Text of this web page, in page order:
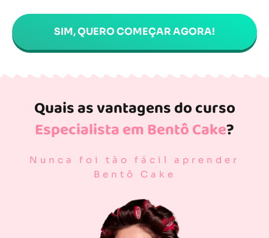
SIM, QUERO COMEÇAR AGORA!
Quais as vantagens do curso
Especialista em Bentô Cake?
Nunca foi tão fácil aprender
Bentô Cake